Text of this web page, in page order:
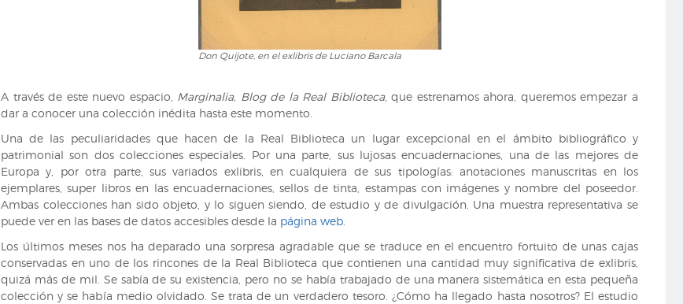
Don Quijote, en el exlibris de Luciano Barcala
A través de este nuevo espacio, Marginalia, Blog de la Real Biblioteca, que estrenamos ahora, queremos empezar a
dar a conocer una colección inédita hasta este momento.
Una de las peculiaridades que hacen de la Real Biblioteca un lugar excepcional en el ámbito bibliográfico y
patrimonial son dos colecciones especiales. Por una parte, sus lujosas encuadernaciones, una de las mejores de
Europa y, por otra parte, sus variados exlibris, en cualquiera de sus tipologías: anotaciones manuscritas en los
ejemplares, super libros en las encuadernaciones, sellos de tinta, estampas con imágenes y nombre del poseedor.
Ambas colecciones han sido objeto, y lo siguen siendo, de estudio y de divulgación. Una muestra representativa se
puede ver en las bases de datos accesibles desde la página web
Los últimos meses nos ha deparado una sorpresa agradable que se traduce en el encuentro fortuito de unas cajas
conservadas en uno de los rincones de la Real Biblioteca que contienen una cantidad muy significativa de exlibris,
quizá más de mil. Se sabía de su existencia, pero no se había trabajado de una manera sistemática en esta pequeña
colección y se había medio olvidado. Se trata de un verdadero tesoro. ¿Cómo ha llegado hasta nosotros? El estudio